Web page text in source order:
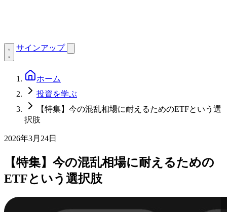
サインアップ
ホーム
投資を学ぶ
【特集】今の混乱相場に耐えるためのETFという選
択肢
2026年3月24日
【特集】今の混乱相場に耐えるための
ETFという選択肢